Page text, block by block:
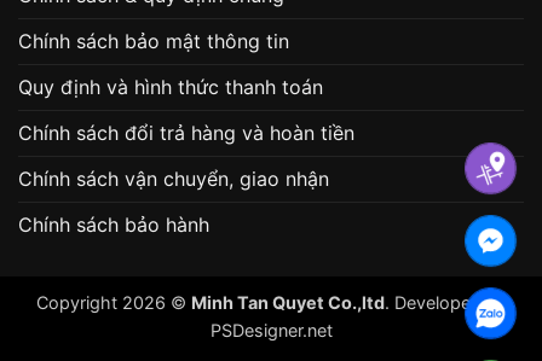
Chính sách bảo mật thông tin
Quy định và hình thức thanh toán
Chính sách đổi trả hàng và hoàn tiền
Chính sách vận chuyển, giao nhận
Chính sách bảo hành
Copyright 2026 © Minh Tan Quyet Co.,ltd. Developed by
PSDesigner.net